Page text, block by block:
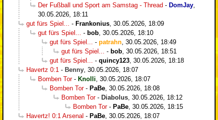
Der Fußball und Sport am Samstag - Thread - DomJay
30.05.2026, 18:11
gut fürs Spiel...
- Frankonius 30.05.2026, 18:09
gut fürs Spiel...
- bob 30.05.2026, 18:10
gut fürs Spiel...
- patrahn 30.05.2026, 18:49
gut fürs Spiel...
- bob 30.05.2026, 18:51
gut fürs Spiel...
- quincy123 30.05.2026, 18:18
Havertz 0:1 - Benny 30.05.2026, 18:07
Bomben Tor- Knolli 30.05.2026, 18:07
Bomben Tor- PaBe 30.05.2026, 18:08
Bomben Tor- Diabolus 30.05.2026, 18:12
Bomben Tor- PaBe 30.05.2026, 18:15
Havertz! 0:1 Arsenal - PaBe 30.05.2026, 18:07